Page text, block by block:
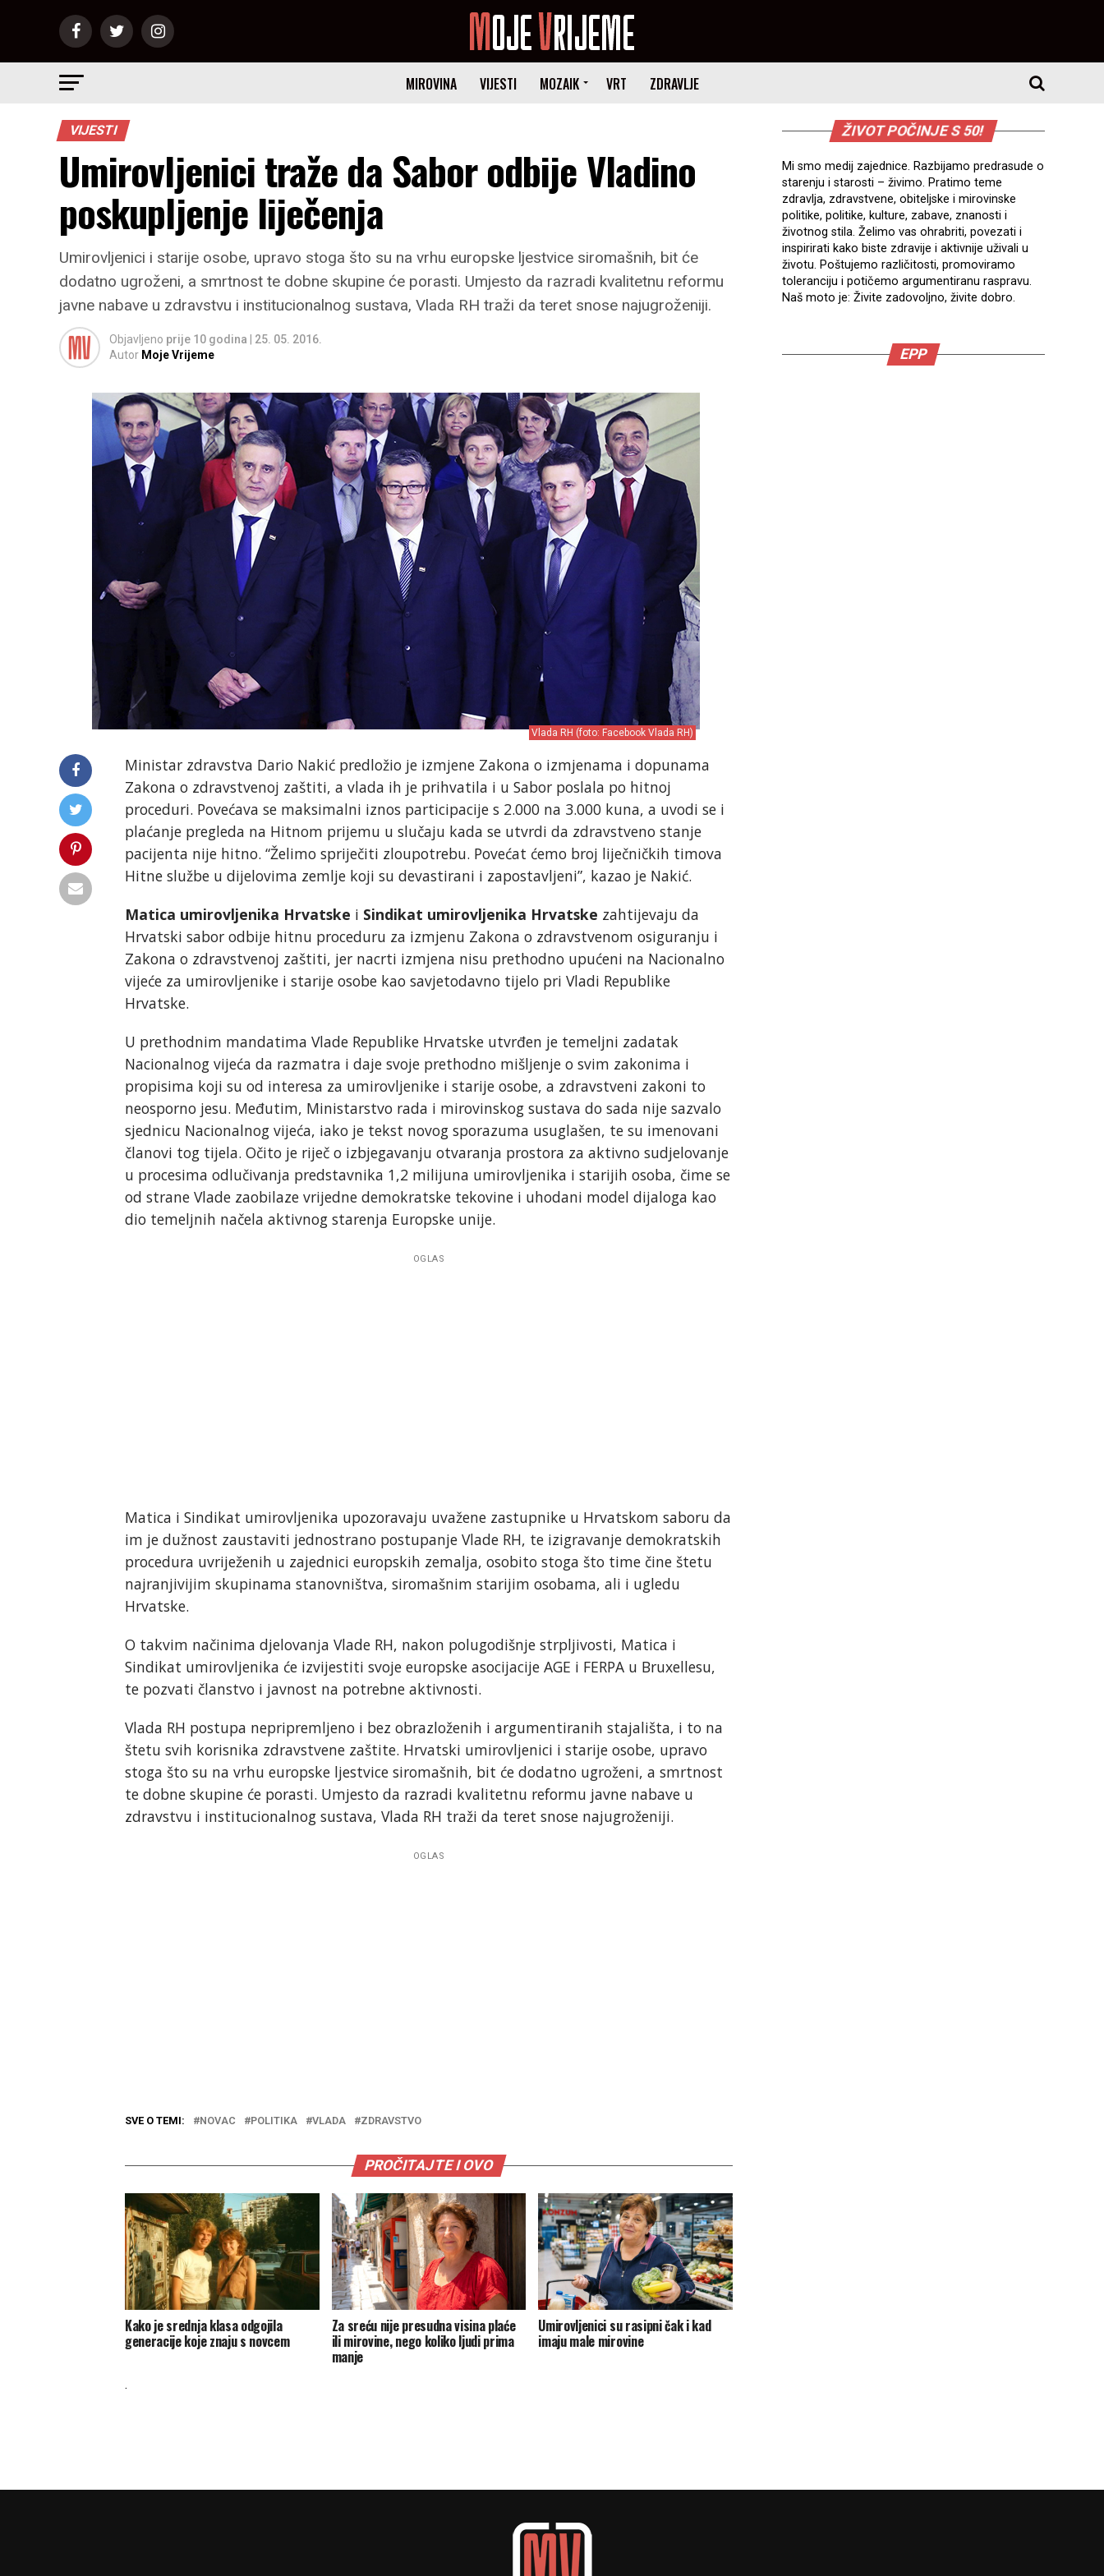
MIROVINA VIJESTI MOZAIK VRT ZDRAVLJE
VIJESTI
Umirovljenici traže da Sabor odbije Vladino
poskupljenje liječenja
Umirovljenici i starije osobe, upravo stoga što su na vrhu europske ljestvice siromašnih, bit će
dodatno ugroženi, a smrtnost te dobne skupine će porasti. Umjesto da razradi kvalitetnu reformu
javne nabave u zdravstvu i institucionalnog sustava, Vlada RH traži da teret snose najugroženiji.
Objavljeno prije 10 godina
25. 05. 2016.
Autor Moje Vrijeme
Vlada RH (foto: Facebook Vlada RH)
Ministar zdravstva Dario Nakić predložio je izmjene Zakona o izmjenama i dopunama
Zakona o zdravstvenoj zaštiti, a vlada ih je prihvatila i u Sabor poslala po hitnoj
proceduri. Povećava se maksimalni iznos participacije s 2.000 na 3.000 kuna, a uvodi se i
plaćanje pregleda na Hitnom prijemu u slučaju kada se utvrdi da zdravstveno stanje
pacijenta nije hitno. “Želimo spriječiti zloupotrebu. Povećat ćemo broj liječničkih timova
Hitne službe u dijelovima zemlje koji su devastirani i zapostavljeni”, kazao je Nakić.
Matica umirovljenika Hrvatske i Sindikat umirovljenika Hrvatske zahtijevaju da
Hrvatski sabor odbije hitnu proceduru za izmjenu Zakona o zdravstvenom osiguranju i
Zakona o zdravstvenoj zaštiti, jer nacrti izmjena nisu prethodno upućeni na Nacionalno
vijeće za umirovljenike i starije osobe kao savjetodavno tijelo pri Vladi Republike
Hrvatske.
U prethodnim mandatima Vlade Republike Hrvatske utvrđen je temeljni zadatak
Nacionalnog vijeća da razmatra i daje svoje prethodno mišljenje o svim zakonima i
propisima koji su od interesa za umirovljenike i starije osobe, a zdravstveni zakoni to
neosporno jesu. Međutim, Ministarstvo rada i mirovinskog sustava do sada nije sazvalo
sjednicu Nacionalnog vijeća, iako je tekst novog sporazuma usuglašen, te su imenovani
članovi tog tijela. Očito je riječ o izbjegavanju otvaranja prostora za aktivno sudjelovanje
u procesima odlučivanja predstavnika 1,2 milijuna umirovljenika i starijih osoba, čime se
od strane Vlade zaobilaze vrijedne demokratske tekovine i uhodani model dijaloga kao
dio temeljnih načela aktivnog starenja Europske unije.
OGLAS
Matica i Sindikat umirovljenika upozoravaju uvažene zastupnike u Hrvatskom saboru da
im je dužnost zaustaviti jednostrano postupanje Vlade RH, te izigravanje demokratskih
procedura uvriježenih u zajednici europskih zemalja, osobito stoga što time čine štetu
najranjivijim skupinama stanovništva, siromašnim starijim osobama, ali i ugledu
Hrvatske.
O takvim načinima djelovanja Vlade RH, nakon polugodišnje strpljivosti, Matica i
Sindikat umirovljenika će izvijestiti svoje europske asocijacije AGE i FERPA u Bruxellesu,
te pozvati članstvo i javnost na potrebne aktivnosti.
Vlada RH postupa nepripremljeno i bez obrazloženih i argumentiranih stajališta, i to na
štetu svih korisnika zdravstvene zaštite. Hrvatski umirovljenici i starije osobe, upravo
stoga što su na vrhu europske ljestvice siromašnih, bit će dodatno ugroženi, a smrtnost
te dobne skupine će porasti. Umjesto da razradi kvalitetnu reformu javne nabave u
zdravstvu i institucionalnog sustava, Vlada RH traži da teret snose najugroženiji.
OGLAS
SVE O TEMI: NOVAC POLITIKA VLADA ZDRAVSTVO
PROČITAJTE I OVO
Kako je srednja klasa odgojila
generacije koje znaju s novcem
Za sreću nije presudna visina plaće
ili mirovine, nego koliko ljudi prima
manje
Umirovljenici su rasipni čak i kad
imaju male mirovine
.
ŽIVOT POČINJE S 50!
Mi smo medij zajednice. Razbijamo predrasude o
starenju i starosti – živimo. Pratimo teme
zdravlja, zdravstvene, obiteljske i mirovinske
politike, politike, kulture, zabave, znanosti i
životnog stila. Želimo vas ohrabriti, povezati i
inspirirati kako biste zdravije i aktivnije uživali u
životu. Poštujemo različitosti, promoviramo
toleranciju i potičemo argumentiranu raspravu.
Naš moto je: Živite zadovoljno, živite dobro.
EPP